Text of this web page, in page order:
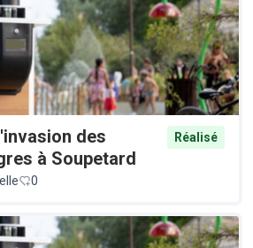
des
à Soupetard
Réalisé
0